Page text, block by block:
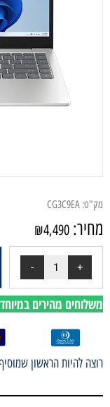
מק"ט: CG3C9EA
מחיר: ₪4,490
משלוחים מהירים במיוחד עד 7 ימי
רוצה להיות הראשון